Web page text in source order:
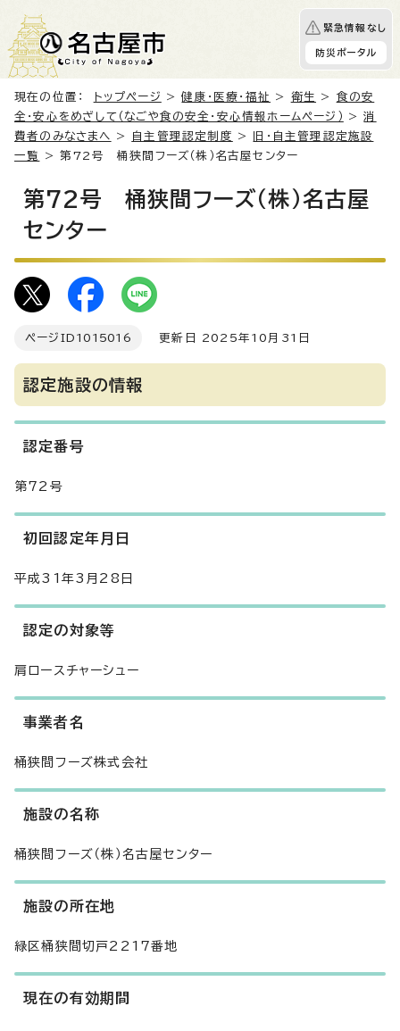
緊急情報なし
防災ポータル
現在の位置： トップページ >健康・医療・福祉 > 衛生 > 食の安
全・安心をめざして（なごや食の安全・安心情報ホームページ）
>消
費者のみなさまへ
> 自主管理認定制度 >
旧・自主管理認定施設
一覧
> 第72号 桶狭間フーズ（株）名古屋センター
第72号 桶狭間フーズ（株）名古屋
センター
ページID 1015016 更新日 2025年10月31日
認定施設の情報
認定番号
第72号
初回認定年月日
平成31年3月28日
認定の対象等
肩ロースチャーシュー
事業者名
桶狭間フーズ株式会社
施設の名称
桶狭間フーズ（株）名古屋センター
施設の所在地
緑区桶狭間切戸2217番地
現在の有効期間